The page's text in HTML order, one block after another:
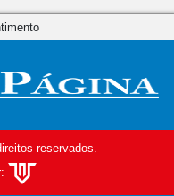
reservados.